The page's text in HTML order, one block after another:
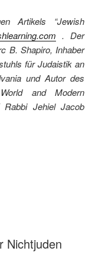
Artikels “Jewish
. Der
B. Shapiro, Inhaber
für Judaistik an
und Autor des
and Modern
Jehiel Jacob
Nichtjuden